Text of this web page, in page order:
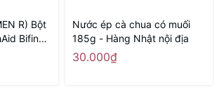
R) Bột
Bifina
gói) -
Nước ép cà chua có muối
185g - Hàng Nhật nội địa
30.000₫